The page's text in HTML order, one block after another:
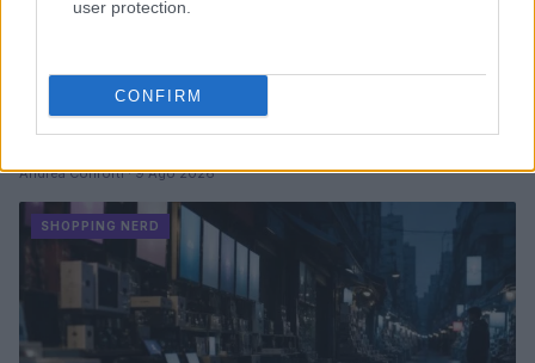
user protection.
CONFIRM
Progettare un pop-up store nerd tra logistica, UX e
Andrea Conforti · 9 Ago 2026
SHOPPING NERD